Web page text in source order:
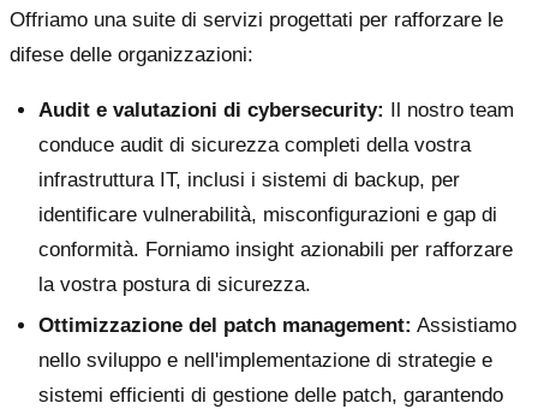
Offriamo una suite di servizi progettati per rafforzare le
difese delle organizzazioni:
Audit e valutazioni di cybersecurity: Il nostro team
conduce audit di sicurezza completi della vostra
infrastruttura IT, inclusi i sistemi di backup, per
identificare vulnerabilità, misconfigurazioni e gap di
conformità. Forniamo insight azionabili per rafforzare
la vostra postura di sicurezza.
Ottimizzazione del patch management: Assistiamo
nello sviluppo e nell'implementazione di strategie e
sistemi efficienti di gestione delle patch, garantendo